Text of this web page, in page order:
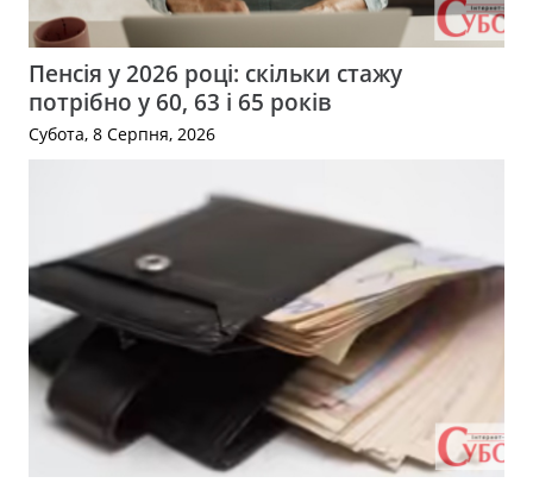
Пенсія у 2026 році: скільки стажу
потрібно у 60, 63 і 65 років
Субота, 8 Серпня, 2026